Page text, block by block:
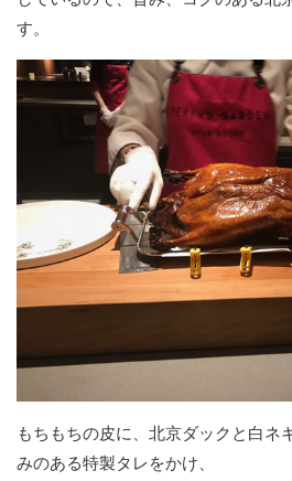
す。
もちもちの皮に、北京ダックと白ネ
みのある特製タレをかけ、